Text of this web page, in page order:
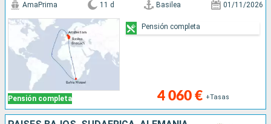
Pensión completa
AmaPrima 11 d Basilea 01/11/2026
4 060 € +Tasas
Pensión completa